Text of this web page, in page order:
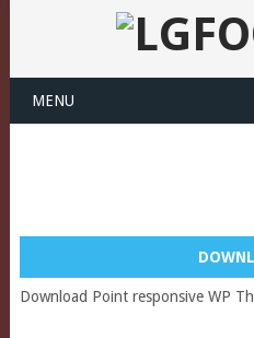
MENU
Download Point responsive WP